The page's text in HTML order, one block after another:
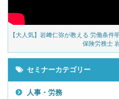
【大人気】岩﨑仁弥が教える 労働条
保険労務士
セミナーカテゴリー
人事・労務